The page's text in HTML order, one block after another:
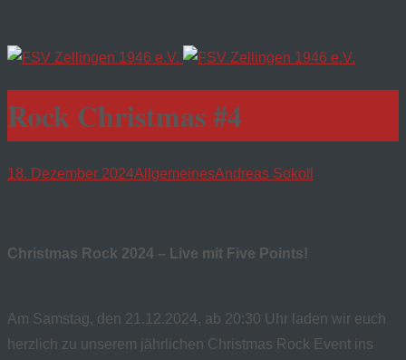
Rock Christmas #4
18. Dezember 2024AllgemeinesAndreas Sokoll
Christmas Rock 2024 – Live mit Five Points!
Am Samstag, den 21.12.2024, ab 20:30 Uhr laden wir euch
herzlich zu unserem jährlichen Christmas Rock Event ins